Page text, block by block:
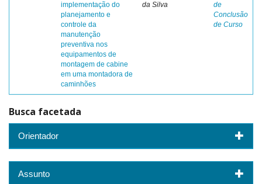
implementação do
planejamento e
controle da
manutenção
preventiva nos
equipamentos de
montagem de cabine
em uma montadora de
caminhões
da Silva
de
Conclusão
de Curso
Busca facetada
Orientador
Assunto